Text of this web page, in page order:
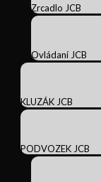
Zrcadlo JCB
Ovládaní JCB
KLUZÁK JCB
PODVOZEK JCB